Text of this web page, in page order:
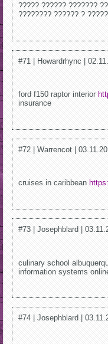
????? ?????? ???????
???????? ?????? ?
#71 | Howardrhync |
ford f150 raptor interior
insurance
#72 | Warrencot |
cruises in caribbean
#73 | Josephblard |
culinary school
information systems
#74 | Josephblard |